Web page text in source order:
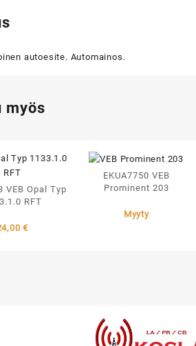
autoesite. Automainos.
myös
VEB Opal Typ
RFT
€
EKUA7750 VEB
Prominent 203
Myyty